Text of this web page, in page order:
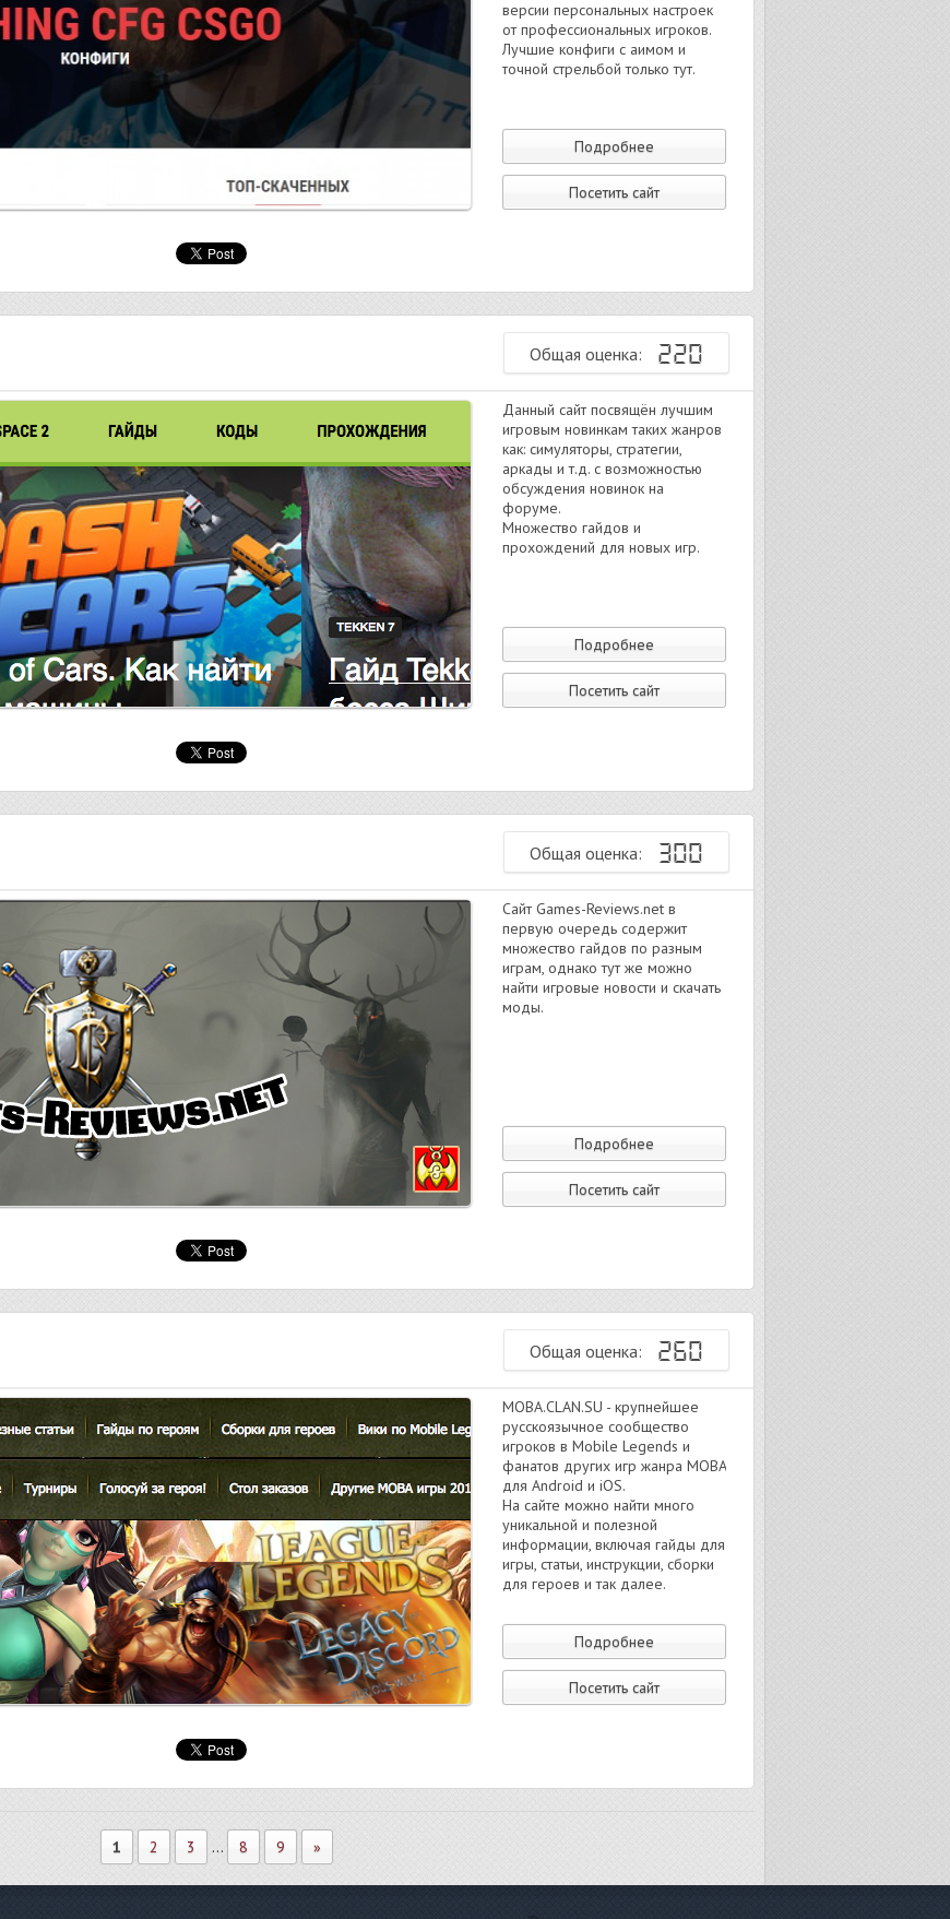
версии персональных настроек
от профессиональных игроков.
Лучшие конфиги с аимом и
точной стрельбой только тут.
Подробнее
Посетить сайт
Общая оценка: 220
Данный сайт посвящён лучшим
игровым новинкам таких жанров
как: симуляторы, стратегии,
аркады и т.д. с возможностью
обсуждения новинок на
форуме.
Множество гайдов и
прохождений для новых игр.
Подробнее
Посетить сайт
Общая оценка: 300
Сайт Games-Reviews.net в
первую очередь содержит
множество гайдов по разным
играм, однако тут же можно
найти игровые новости и скачать
моды.
Подробнее
Посетить сайт
Общая оценка: 260
MOBA.CLAN.SU - крупнейшее
русскоязычное сообщество
игроков в Mobile Legends и
фанатов других игр жанра MOBA
для Android и iOS.
На сайте можно найти много
уникальной и полезной
информации, включая гайды для
игры, статьи, инструкции, сборки
для героев и так далее.
Подробнее
Посетить сайт
1 2 3 ... 8 9 »